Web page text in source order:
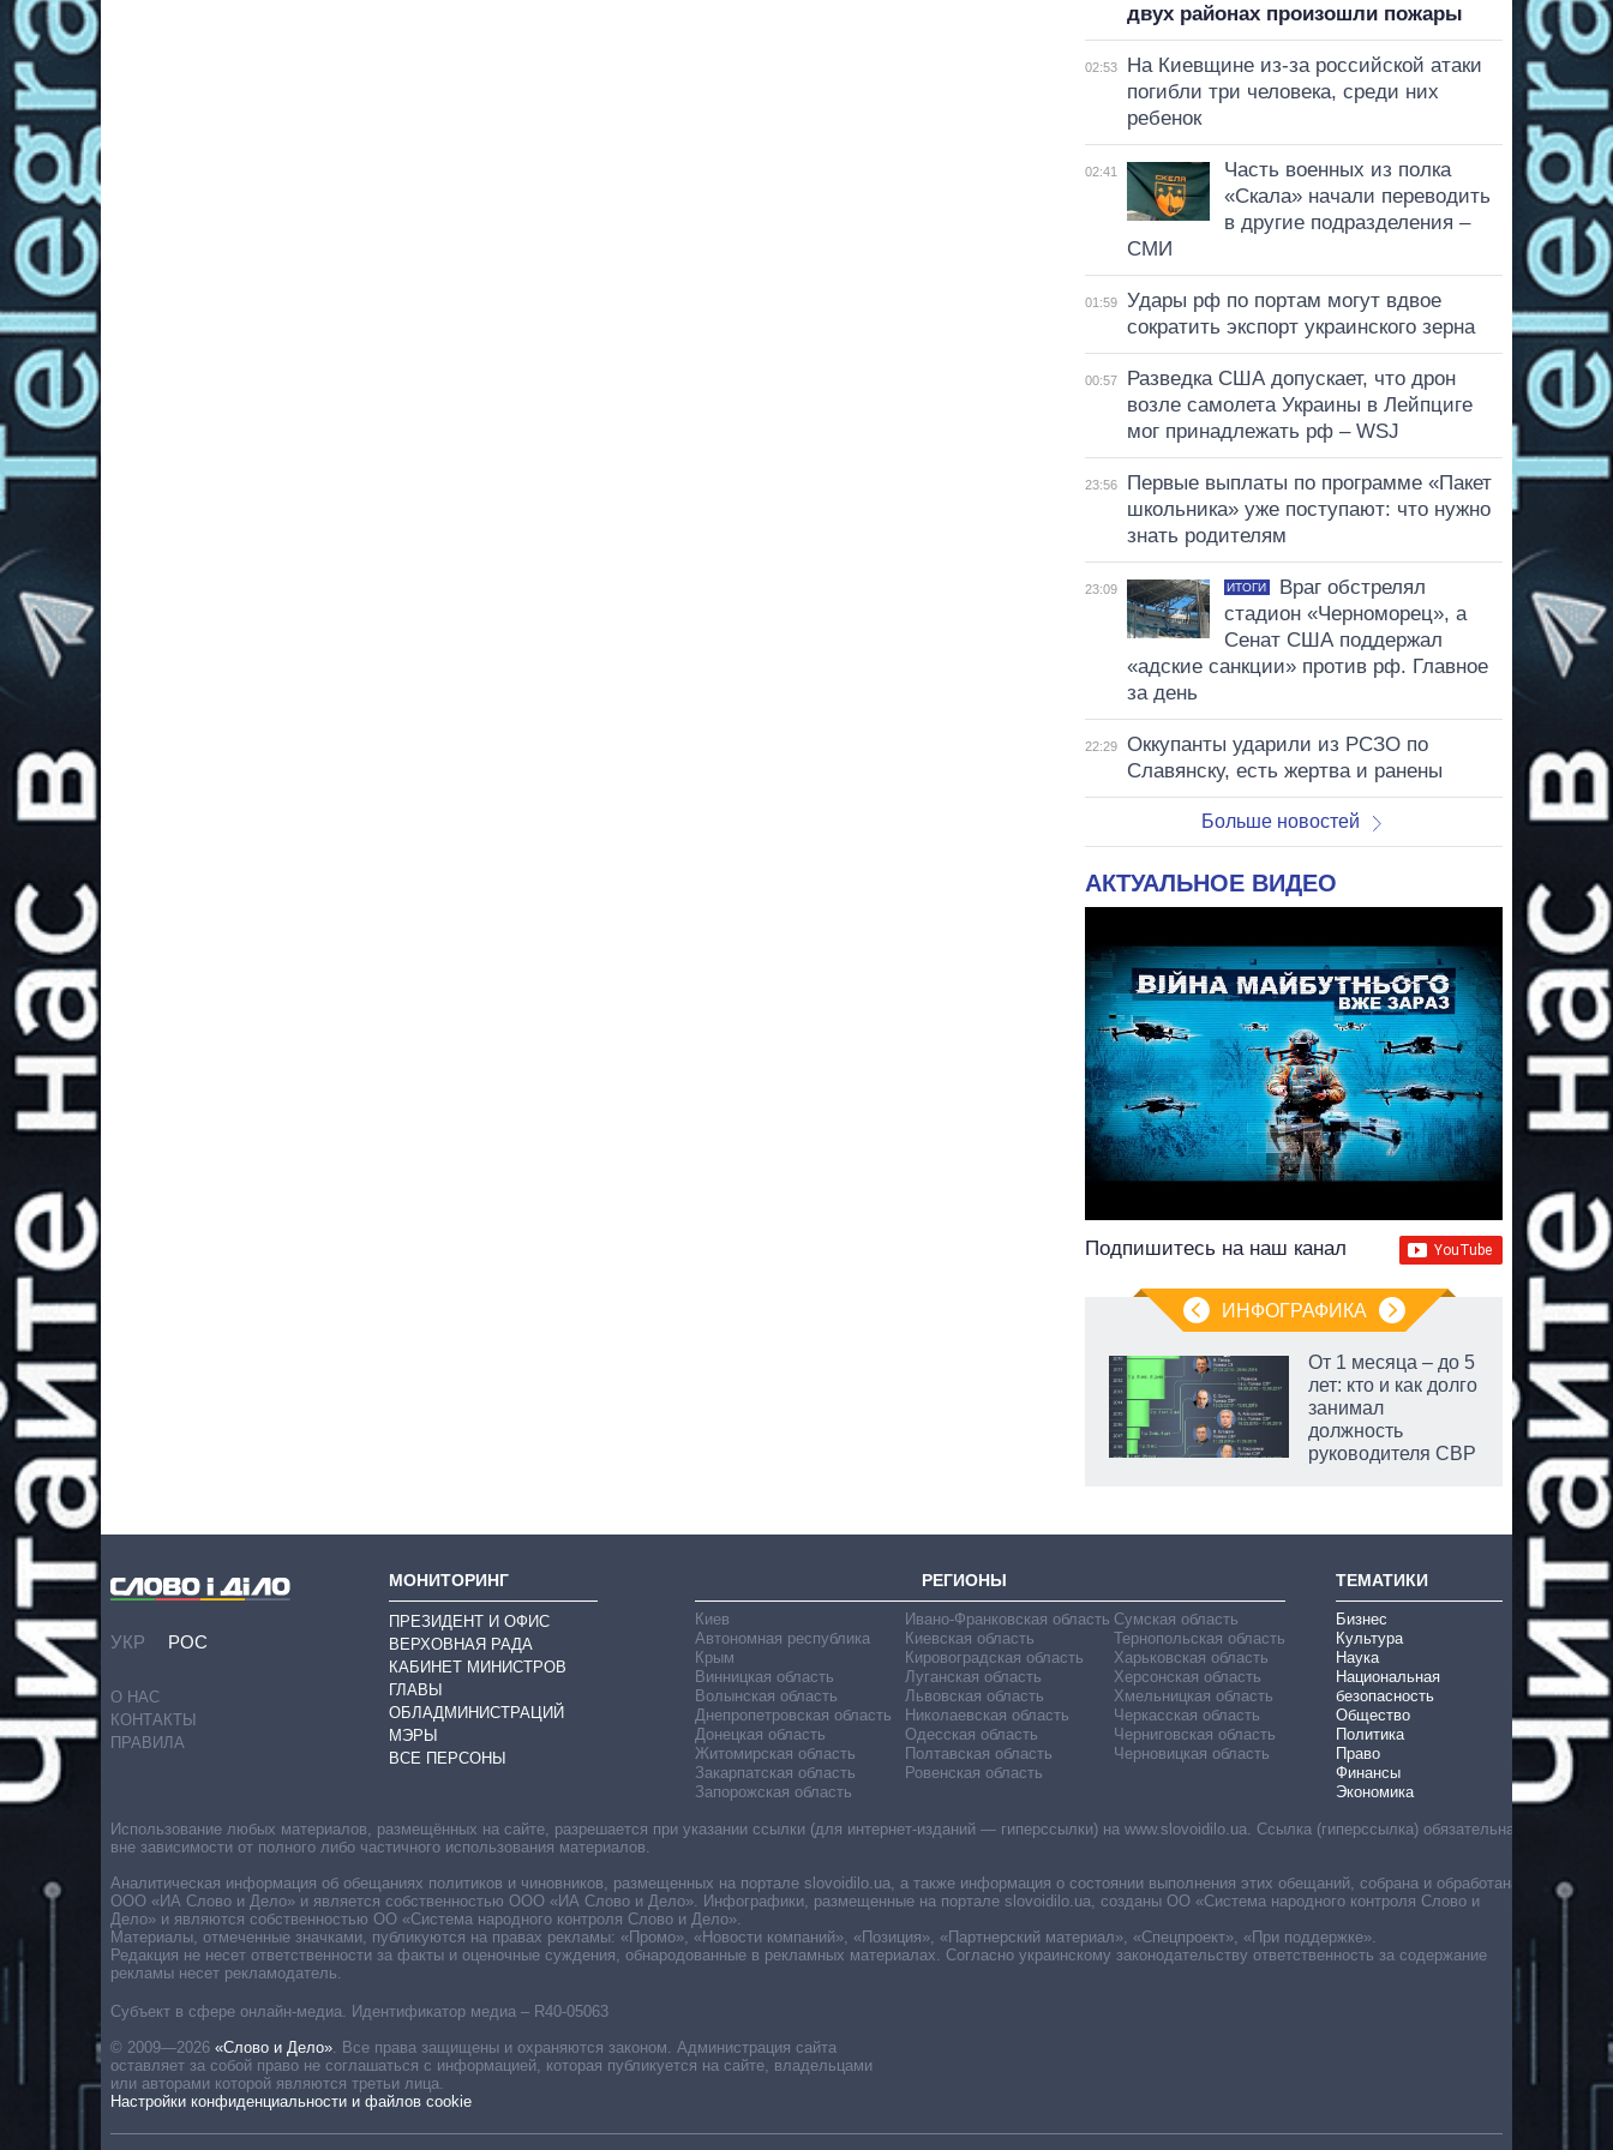
двух районах произошли пожары
02:53
На Киевщине из-за российской атаки
погибли три человека, среди них
ребенок
02:41
Часть военных из полка
«Скала» начали переводить
в другие подразделения –
СМИ
01:59
Удары рф по портам могут вдвое
сократить экспорт украинского зерна
00:57
Разведка США допускает, что дрон
возле самолета Украины в Лейпциге
мог принадлежать рф – WSJ
23:56
Первые выплаты по программе «Пакет
школьника» уже поступают: что нужно
знать родителям
23:09 ИТОГИ
Враг обстрелял
стадион «Черноморец», а
Сенат США поддержал
«адские санкции» против рф. Главное
за день
22:29
Оккупанты ударили из РСЗО по
Славянску, есть жертва и ранены
Больше новостей
АКТУАЛЬНОЕ ВИДЕО
Подпишитесь на наш канал
ИНФОГРАФИКА
От 1 месяца – до 5
лет: кто и как долго
занимал
должность
руководителя СВР
УКР РОС
О НАС
КОНТАКТЫ
ПРАВИЛА
МОНИТОРИНГ
ПРЕЗИДЕНТ И ОФИС
ВЕРХОВНАЯ РАДА
КАБИНЕТ МИНИСТРОВ
ГЛАВЫ
ОБЛАДМИНИСТРАЦИЙ
МЭРЫ
ВСЕ ПЕРСОНЫ
РЕГИОНЫ
Киев
Автономная республика
Крым
Винницкая область
Волынская область
Днепропетровская область
Донецкая область
Житомирская область
Закарпатская область
Запорожская область
Ивано-Франковская область
Киевская область
Кировоградская область
Луганская область
Львовская область
Николаевская область
Одесская область
Полтавская область
Ровенская область
Сумская область
Тернопольская область
Харьковская область
Херсонская область
Хмельницкая область
Черкасская область
Черниговская область
Черновицкая область
ТЕМАТИКИ
Бизнес
Культура
Наука
Национальная
безопасность
Общество
Политика
Право
Финансы
Экономика
Субъект в сфере онлайн-медиа. Идентификатор медиа – R40-05063
© 2009—2026 «Слово и Дело»
Все права защищены и охраняются законом. Администрация сайта
оставляет за собой право не соглашаться с информацией, которая публикуется на сайте, владельцами
или авторами которой являются третьи лица.
Настройки конфиденциальности и файлов cookie
Использование любых материалов, размещённых на сайте, разрешается при указании ссылки (для интернет-изданий — гиперссылки) на www.slovoidilo.ua. Ссылка (гиперссылка) обязательна
вне зависимости от полного либо частичного использования материалов.
Аналитическая информация об обещаниях политиков и чиновников, размещенных на портале slovoidilo.ua, а также информация о состоянии выполнения этих обещаний, собрана и обработана
ООО «ИА Слово и Дело» и является собственностью ООО «ИА Слово и Дело». Инфографики, размещенные на портале slovoidilo.ua, созданы ОО «Система народного контроля Слово и
Дело» и являются собственностью ОО «Система народного контроля Слово и Дело».
Материалы, отмеченные значками, публикуются на правах рекламы: «Промо», «Новости компаний», «Позиция», «Партнерский материал», «Спецпроект», «При поддержке».
Редакция не несет ответственности за факты и оценочные суждения, обнародованные в рекламных материалах. Согласно украинскому законодательству ответственность за содержание
рекламы несет рекламодатель.